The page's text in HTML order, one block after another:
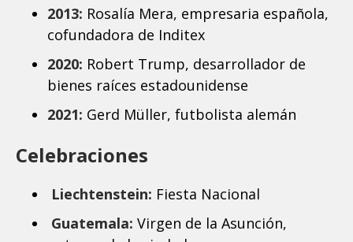
2013: Rosalía Mera, empresaria española,
cofundadora de Inditex
2020: Robert Trump, desarrollador de
bienes raíces estadounidense
2021: Gerd Müller, futbolista alemán
Celebraciones
Liechtenstein: Fiesta Nacional
Guatemala: Virgen de la Asunción,